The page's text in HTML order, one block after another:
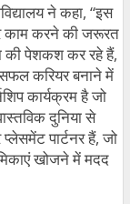
ने कहा, “इस
काम करने की जरूरत
की पेशकश कर रहे हैं,
सफल करियर बनाने में
कार्यक्रम है जो
दुनिया से
पार्टनर हैं, जो
खोजने में मदद